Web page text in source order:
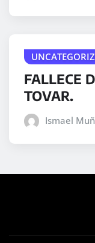
FALLECE
TOVAR.
Ismael